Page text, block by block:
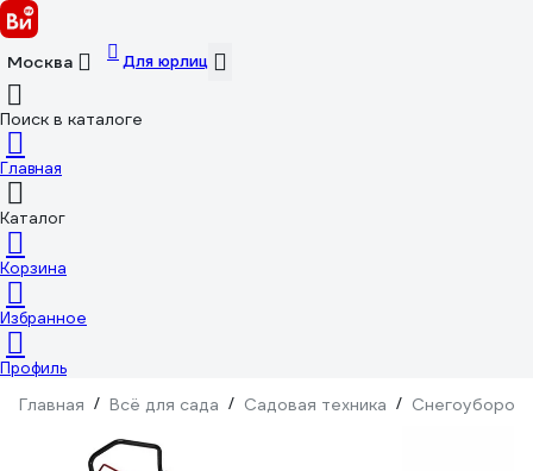
Москва Для юрлиц
Поиск в каталоге
Главная
Каталог
Корзина
Избранное
Профиль
Главная / Всё для сада / Садовая техника /